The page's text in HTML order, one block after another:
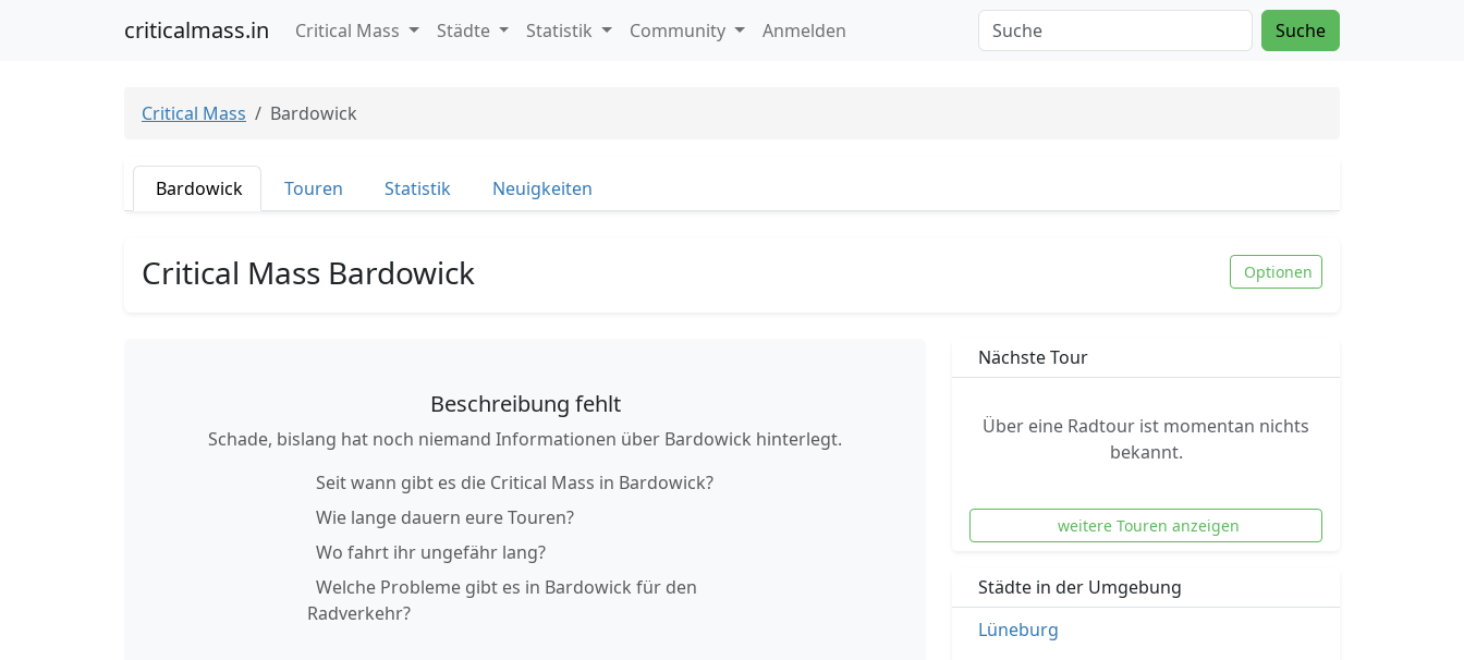
criticalmass.in Critical Mass Städte Statistik Community Anmelden Suche
Critical Mass Bardowick
Bardowick Touren Statistik Neuigkeiten
Critical Mass Bardowick Optionen
Beschreibung fehlt
Schade, bislang hat noch niemand Informationen über Bardowick hinterlegt.
Seit wann gibt es die Critical Mass in Bardowick?
Wie lange dauern eure Touren?
Wo fahrt ihr ungefähr lang?
Welche Probleme gibt es in Bardowick für den
Radverkehr?
Nächste Tour
Über eine Radtour ist momentan nichts
bekannt.
weitere Touren anzeigen
Städte in der Umgebung
Lüneburg